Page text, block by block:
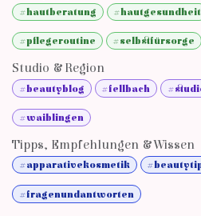
#hautberatung #hautgesundheit
#pflegeroutine #selbstfürsorge
Studio & Region
#beautyblog #fellbach
#waiblingen
Tipps, Empfehlungen & Wissen
#apparativekosmetik
#fragenundantworten